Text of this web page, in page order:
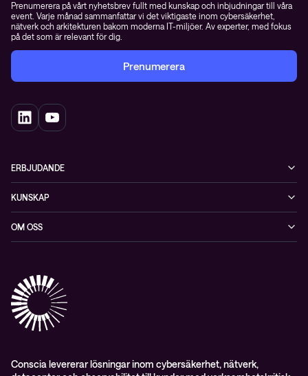
Prenumerera på vårt nyhetsbrev fullt med kunskap och inbjudningar till våra
event. Varje månad sammanfattar vi det viktigaste inom cybersäkerhet,
nätverk och arkitekturen bakom moderna IT-miljöer. Av experter, med fokus
på det som är relevant för dig.
Prenumerera
ERBJUDANDE
Datacenter & moln
Nätverk & WiFi
KUNSKAP
Event
Whitepapers & guider
OM OSS
Kontakt
Pressnyheter
Conscia levererar lösningar inom cybersäkerhet, nätverk,